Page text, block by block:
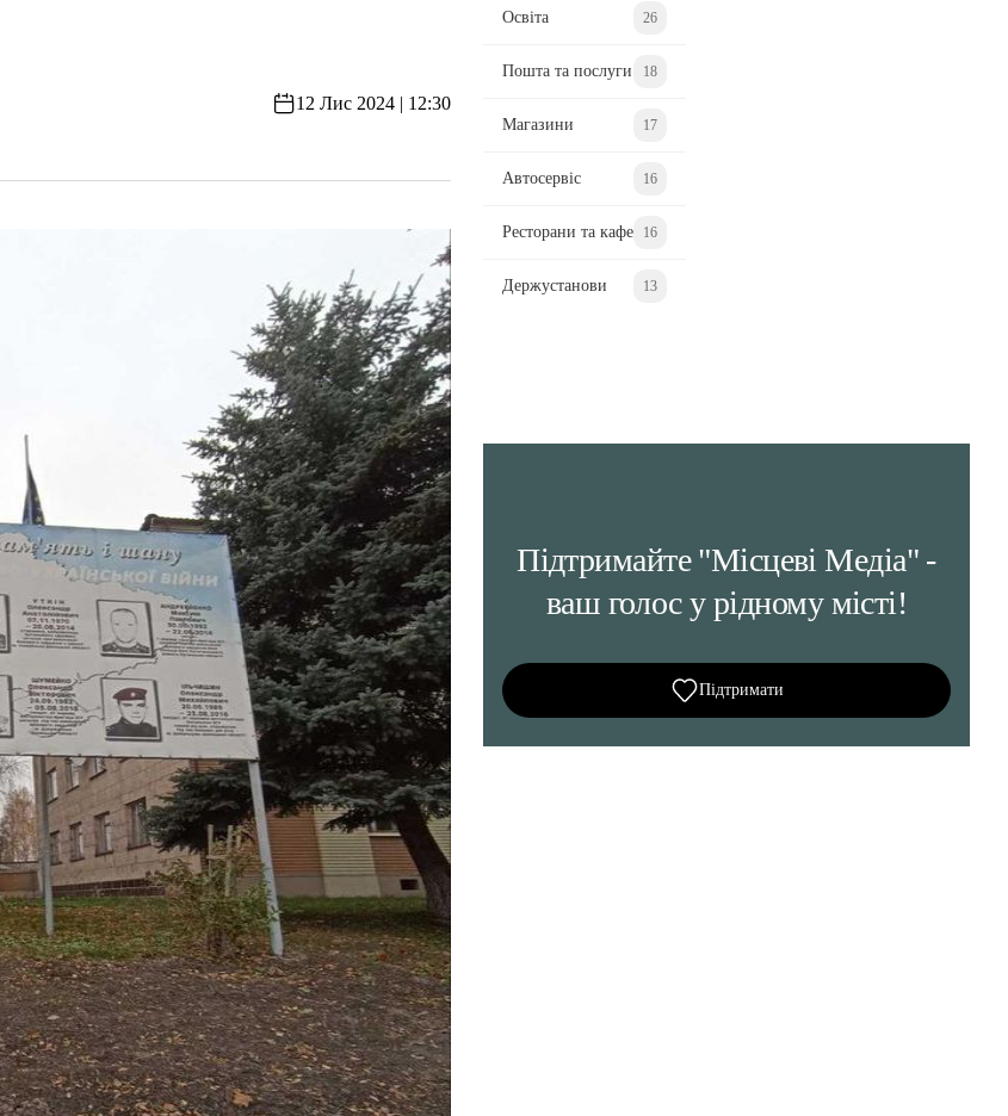
12 Лис 2024 | 12:30
Освіта 26
Пошта та послуги 18
Магазини 17
Автосервіс 16
Ресторани та кафе 16
Держустанови 13
Підтримайте "Місцеві Медіа" -
ваш голос у рідному місті!
Підтримати